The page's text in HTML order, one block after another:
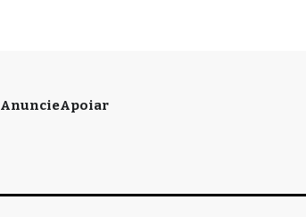
AnuncieApoiar